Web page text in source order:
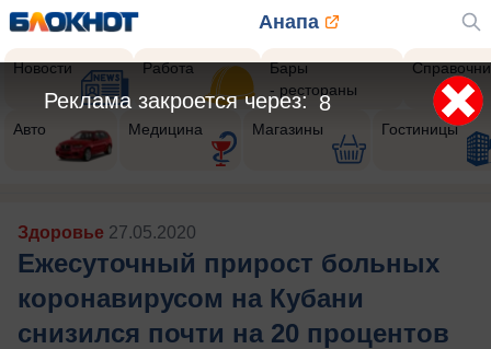
Анапа
Новости Работа
Бары
- рестораны
Авто Медицина Магазины Гостиницы
Здоровье 27.05.2020
Ежесуточный прирост больных
коронавирусом на Кубани
снизился почти на 20 процентов
5
Реклама закроется через: